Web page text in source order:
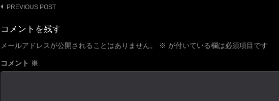
Post
navigation
PREVIOUS POST
コメントを残す
メールアドレスが公開されることはありません。 ※ が付いている欄は必須項目です
コメント ※